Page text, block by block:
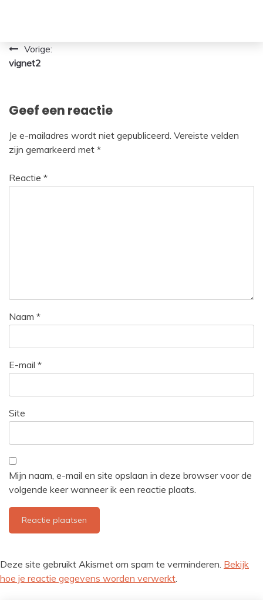
Bericht
navigatie
Vorige:
vignet2
Geef een reactie
Je e-mailadres wordt niet gepubliceerd. Vereiste velden
zijn gemarkeerd met *
Reactie *
Naam *
E-mail *
Site
Mijn naam, e-mail en site opslaan in deze browser voor de
volgende keer wanneer ik een reactie plaats.
Deze site gebruikt Akismet om spam te verminderen. Bekijk
hoe je reactie gegevens worden verwerkt